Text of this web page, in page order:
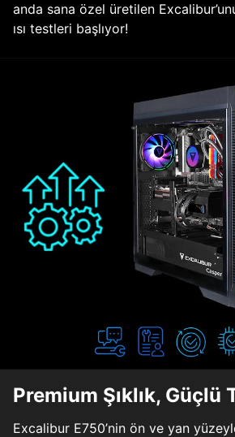
anda sana özel üretilen
ısı testleri başlıyor!
Premium Şıklık, Güçlü
Excalibur E750’nin ön ve yan